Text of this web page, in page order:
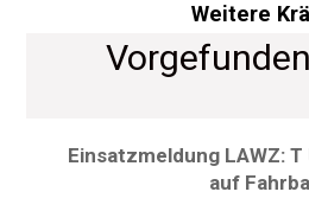
Weitere
Einsatzmeldung LAWZ:
auf